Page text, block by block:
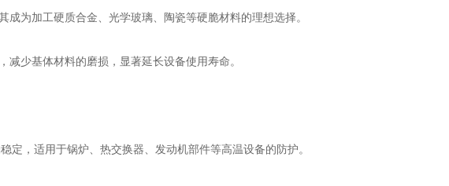
为加工硬质合金、光学玻璃、陶瓷等硬脆材料的理想选择。
少基体材料的磨损，显著延长设备使用寿命。
，适用于锅炉、热交换器、发动机部件等高温设备的防护。